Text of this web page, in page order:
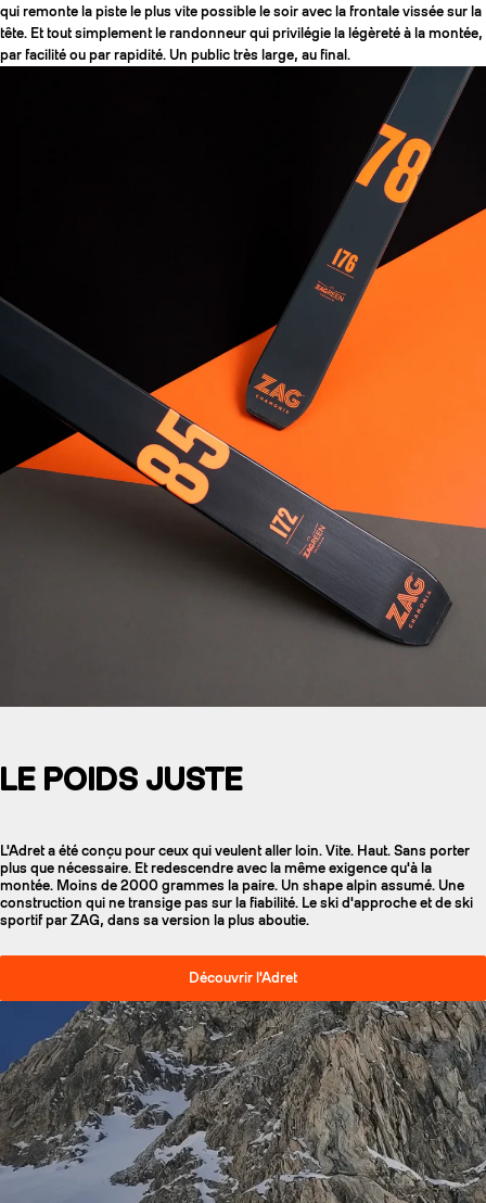
qui remonte la piste le plus vite possible le soir avec la frontale vissée sur la
tête. Et tout simplement le randonneur qui privilégie la légèreté à la montée,
par facilité ou par rapidité. Un public très large, au final.
LE POIDS JUSTE
L'Adret a été conçu pour ceux qui veulent aller loin. Vite. Haut. Sans porter
plus que nécessaire. Et redescendre avec la même exigence qu'à la
montée. Moins de 2000 grammes la paire. Un shape alpin assumé. Une
construction qui ne transige pas sur la fiabilité. Le ski d'approche et de ski
sportif par ZAG, dans sa version la plus aboutie.
Découvrir l'Adret